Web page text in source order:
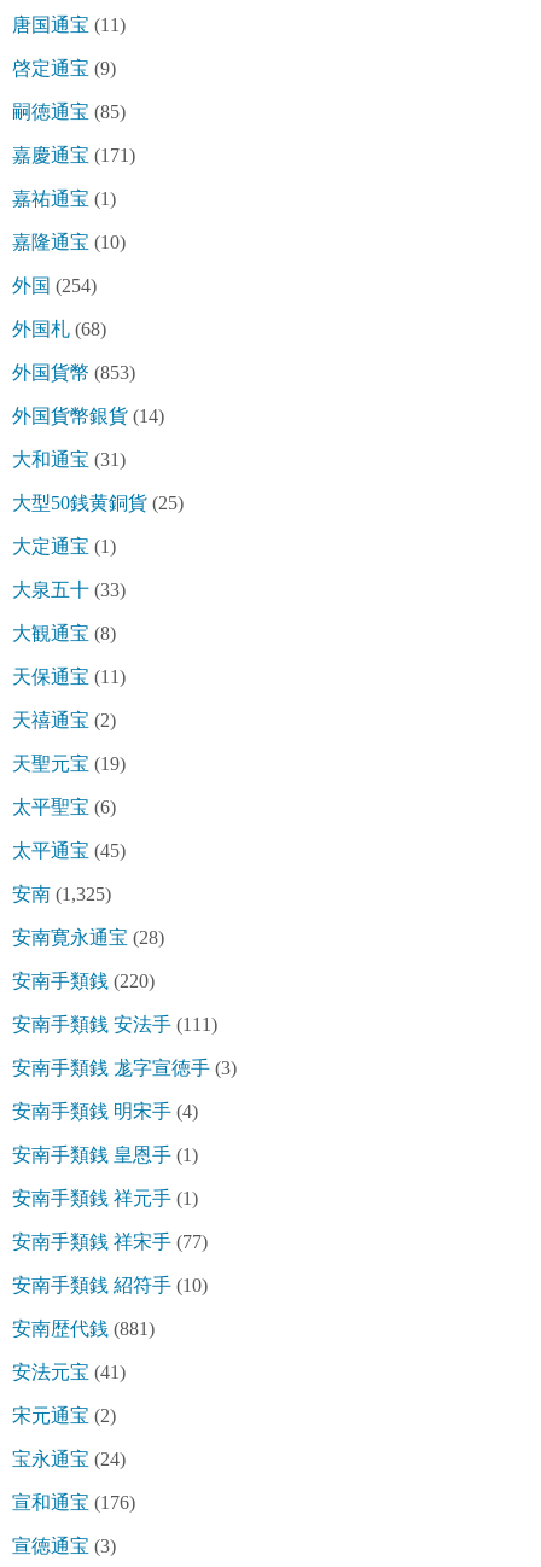
唐国通宝 (11)
啓定通宝 (9)
嗣徳通宝 (85)
嘉慶通宝 (171)
嘉祐通宝 (1)
嘉隆通宝 (10)
外国 (254)
外国札 (68)
外国貨幣 (853)
外国貨幣銀貨 (14)
大和通宝 (31)
大型50銭黄銅貨 (25)
大定通宝 (1)
大泉五十 (33)
大観通宝 (8)
天保通宝 (11)
天禧通宝 (2)
天聖元宝 (19)
太平聖宝 (6)
太平通宝 (45)
安南 (1,325)
安南寛永通宝 (28)
安南手類銭 (220)
安南手類銭 安法手 (111)
安南手類銭 尨字宣徳手 (3)
安南手類銭 明宋手 (4)
安南手類銭 皇恩手 (1)
安南手類銭 祥元手 (1)
安南手類銭 祥宋手 (77)
安南手類銭 紹符手 (10)
安南歴代銭 (881)
安法元宝 (41)
宋元通宝 (2)
宝永通宝 (24)
宣和通宝 (176)
宣徳通宝 (3)